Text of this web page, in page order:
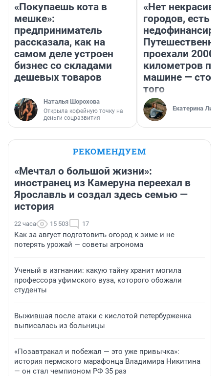
«Покупаешь кота в
мешке»:
предприниматель
рассказала, как на
самом деле устроен
бизнес со складами
дешевых товаров
Наталья Шорохова
Открыла кофейную точку на
деньги соцразвития
«Нет
городов, есть
проехали 2000
километров по
машине —
того
Екатерина
РЕКОМЕНДУЕМ
«Мечтал о большой жизни»:
иностранец из Камеруна переехал в
Ярославль и создал здесь семью —
история
22 часа 15 503 17
Как за август подготовить огород к зиме и не
потерять урожай — советы агронома
Ученый в изгнании: какую тайну хранит могила
профессора уфимского вуза, которого обожали
студенты
Выжившая после атаки с кислотой петербурженка
выписалась из больницы
«Позавтракал и побежал — это уже привычка»:
история пермского марафонца Владимира Никитина
— он стал чемпионом РФ 35 раз